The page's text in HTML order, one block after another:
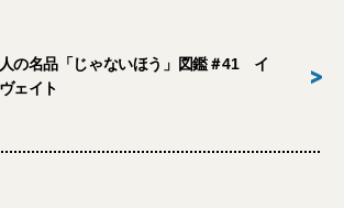
の名品「じゃないほう」図鑑＃41 イ
ェイト
>